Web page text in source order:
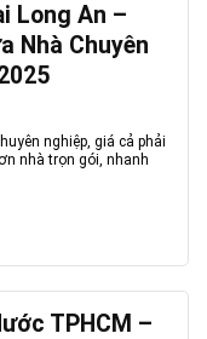
Long An –
Nhà Chuyên
nghiệp, giá cả phải
nhà trọn gói, nhanh
TPHCM –